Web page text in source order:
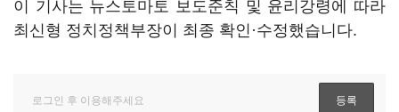
이 기사는 뉴스토마토 보도준칙 및 윤리강령에 따라
최신형 정치정책부장이 최종 확인·수정했습니다.